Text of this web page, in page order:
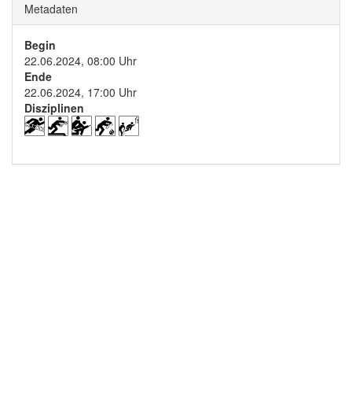
Metadaten
Begin
22.06.2024, 08:00 Uhr
Ende
22.06.2024, 17:00 Uhr
Disziplinen